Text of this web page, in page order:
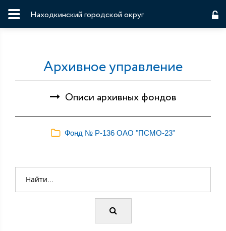
Находкинский городской округ
Архивное управление
Описи архивных фондов
Фонд № Р-136 ОАО "ПСМО-23"